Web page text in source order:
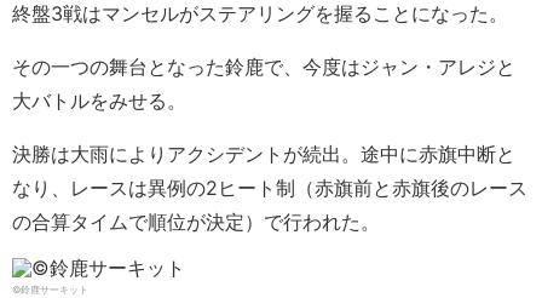
終盤3戦はマンセルがステアリングを握ることになった。
その一つの舞台となった鈴鹿で、今度はジャン・アレジと
大バトルをみせる。
決勝は大雨によりアクシデントが続出。途中に赤旗中断と
なり、レースは異例の2ヒート制（赤旗前と赤旗後のレース
の合算タイムで順位が決定）で行われた。
©鈴鹿サーキット